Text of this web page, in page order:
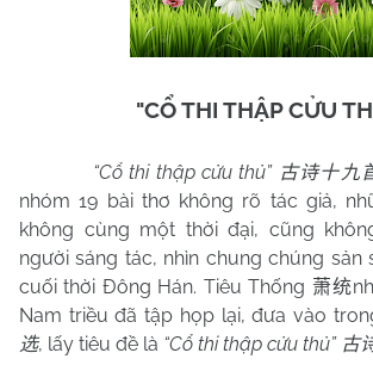
"CỔ THI THẬP CỬU
“Cổ thi thập cửu thủ” 古诗十九
nhóm 19 bài thơ không rõ tác giả,
không cùng một thời đại, cũng
người sáng tác, nhìn chung chúng sản
cuối thời Đông Hán. Tiêu Thống 萧统
Nam triều đã tập họp lại, đưa vào
选, lấy tiêu đề là “Cổ thi thập cửu thủ” 古